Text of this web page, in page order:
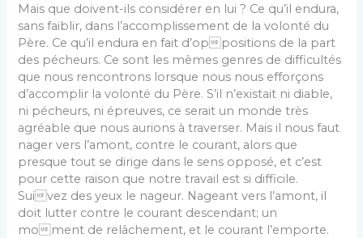
Mais que doivent-ils considérer en lui ? Ce qu’il endura,
sans faiblir, dans l’accomplissement de la volonté du
Père. Ce qu’il endura en fait d’oppositions de la part
des pécheurs. Ce sont les mêmes genres de difficultés
que nous rencontrons lorsque nous nous efforçons
d’accomplir la volonté du Père. S’il n’existait ni diable,
ni pécheurs, ni épreuves, ce serait un monde très
agréable que nous aurions à traverser. Mais il nous faut
nager vers l’amont, contre le courant, alors que
presque tout se dirige dans le sens opposé, et c’est
pour cette raison que notre travail est si difficile.
Suivez des yeux le nageur. Nageant vers l’amont, il
doit lutter contre le courant descendant; un
moment de relâchement, et le courant l’emporte.